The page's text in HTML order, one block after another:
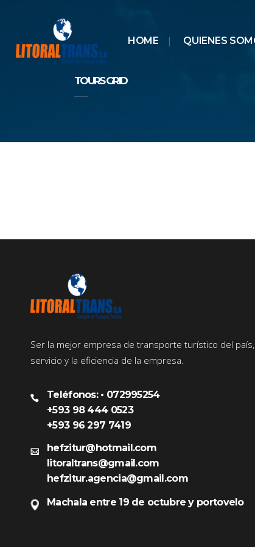
HOME QUIENES
TOURS GRID
Ser la mejor empresa de transporte turístico del
servicio y la eficiencia de la empresa.
Teléfonos: • 072995254
+593 98 444 0523
+593 96 297 7419
hefzitur@hotmail.com
litoraltrans@gmail.com
hefzitur.agencia@gmail.com
Machala entre 19 de octubre y portovelo